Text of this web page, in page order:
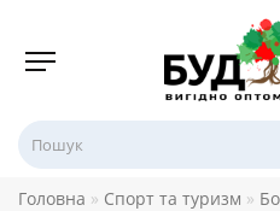
Головна Спорт та туризм